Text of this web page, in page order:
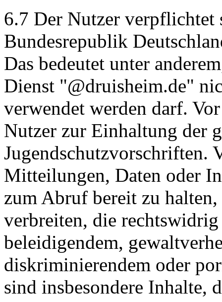
6.7 Der Nutzer verpflichtet
Bundesrepublik
Das bedeutet unter
Dienst "@druisheim.de"
verwendet werden darf.
Nutzer zur Einhaltung der
Jugendschutzvorschriften.
Mitteilungen, Daten oder
zum Abruf bereit zu
verbreiten, die
beleidigendem,
diskriminierendem oder
sind insbesondere Inhalte,